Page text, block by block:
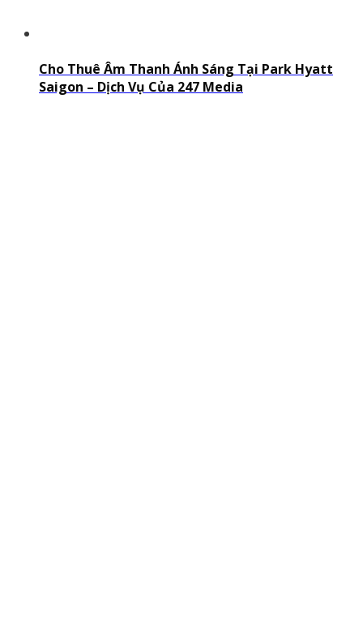
Cho Thuê Âm Thanh Ánh Sáng Tại Park Hyatt
Saigon – Dịch Vụ Của 247 Media